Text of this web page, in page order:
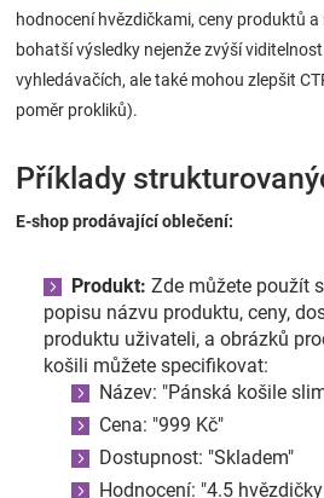
Hračkářství
Přihlášení
hodnocení hvězdičkami, ceny produktů
bohatší výsledky nejenže zvýší
vyhledávačích, ale také mohou zlepšit
poměr prokliků).
Příklady
E-shop prodávající oblečení:
Produkt: Zde můžete použít
popisu názvu produktu, ceny,
produktu uživateli, a obrázků
košili můžete specifikovat:
Název: "Pánská košile
Cena: "999 Kč"
Dostupnost: "Skladem"
Hodnocení: "4.5